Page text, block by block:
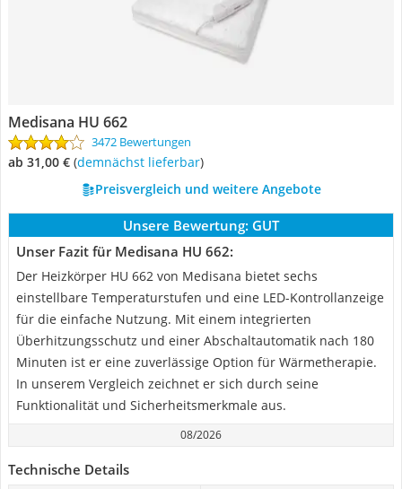
Medisana HU 662
3472 Bewertungen
ab 31,00 € ( Demnächst lieferbar)
Preisvergleich und weitere Angebote
Unsere Bewertung: GUT
Unser Fazit für Medisana HU 662:
Der Heizkörper HU 662 von Medisana bietet sechs
einstellbare Temperaturstufen und eine LED-Kontrollanzeige
für die einfache Nutzung. Mit einem integrierten
Überhitzungsschutz und einer Abschaltautomatik nach 180
Minuten ist er eine zuverlässige Option für Wärmetherapie.
In unserem Vergleich zeichnet er sich durch seine
Funktionalität und Sicherheitsmerkmale aus.
08/2026
Technische Details